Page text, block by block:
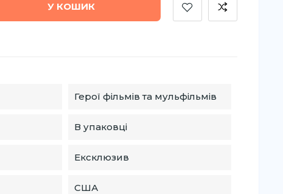
У КОШИК
Герої фільмів та мульфільмів
В упаковці
Ексклюзив
США